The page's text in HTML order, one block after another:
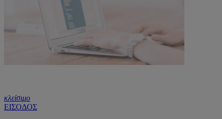
κλείσιμο
ΕΙΣΟΔΟΣ